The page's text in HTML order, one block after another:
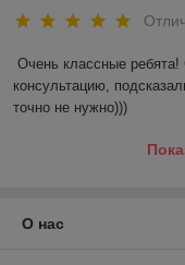
Очень классные
консультацию,
точно не нужно)))
О нас